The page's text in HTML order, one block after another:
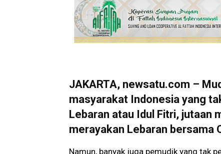
JAKARTA, newsatu.com –
masyarakat Indonesia yang
Lebaran atau Idul Fitri, jutaan
merayakan Lebaran bersama
Namun, banyak juga pemudik yang tak